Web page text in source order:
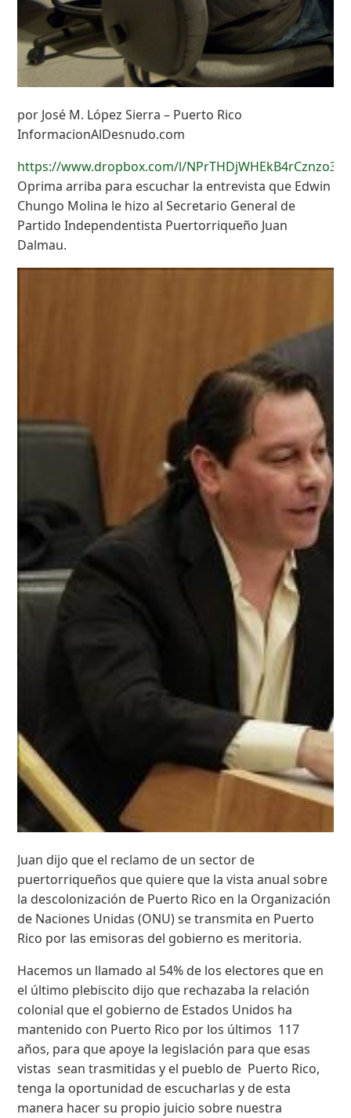
por José M. López Sierra – Puerto Rico
InformacionAlDesnudo.com
https://www.dropbox.com/l/NPrTHDjWHEkB4rCznzo3ir
Oprima arriba para escuchar la entrevista que Edwin
Chungo Molina le hizo al Secretario General de
Partido Independentista Puertorriqueño Juan
Dalmau.
Juan dijo que el reclamo de un sector de
puertorriqueños que quiere que la vista anual sobre
la descolonización de Puerto Rico en la Organización
de Naciones Unidas (ONU) se transmita en Puerto
Rico por las emisoras del gobierno es meritoria.
Hacemos un llamado al 54% de los electores que en
el último plebiscito dijo que rechazaba la relación
colonial que el gobierno de Estados Unidos ha
mantenido con Puerto Rico por los últimos 117
años, para que apoye la legislación para que esas
vistas sean trasmitidas y el pueblo de Puerto Rico,
tenga la oportunidad de escucharlas y de esta
manera hacer su propio juicio sobre nuestra